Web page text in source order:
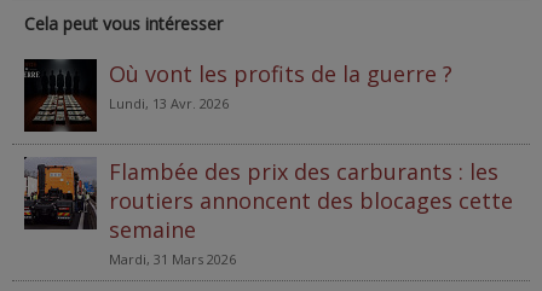
Cela peut vous intéresser
Où vont les profits de la guerre ?
Lundi, 13 Avr. 2026
Flambée des prix des carburants : les
routiers annoncent des blocages cette
semaine
Mardi, 31 Mars 2026